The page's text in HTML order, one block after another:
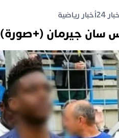
24 أخبار رياضية
سان جيرمان (+صورة)